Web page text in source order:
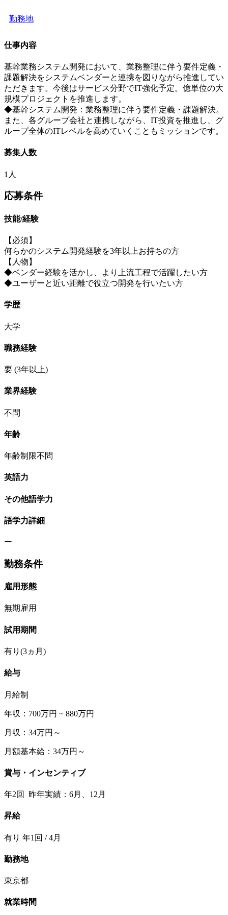
勤務地
仕事内容
基幹業務システム開発において、業務整理に伴う要件定義・
課題解決をシステムベンダーと連携を図りながら推進してい
ただきます。今後はサービス分野でIT強化予定。億単位の大
規模プロジェクトを推進します。
◆基幹システム開発：業務整理に伴う要件定義・課題解決。
また、各グループ会社と連携しながら、IT投資を推進し、グ
ループ全体のITレベルを高めていくこともミッションです。
募集人数
1人
応募条件
技能/経験
【必須】
何らかのシステム開発経験を3年以上お持ちの方
【人物】
◆ベンダー経験を活かし、より上流工程で活躍したい方
◆ユーザーと近い距離で役立つ開発を行いたい方
学歴
大学
職務経験
要 (3年以上)
業界経験
不問
年齢
年齢制限不問
英語力
その他語学力
語学力詳細
ー
勤務条件
雇用形態
無期雇用
試用期間
有り(3ヵ月)
給与
月給制
年収：700万円 ~ 880万円
月収：34万円～
月額基本給：34万円～
賞与・インセンティブ
年2回 昨年実績：6月、12月
昇給
有り 年1回 / 4月
勤務地
東京都
就業時間